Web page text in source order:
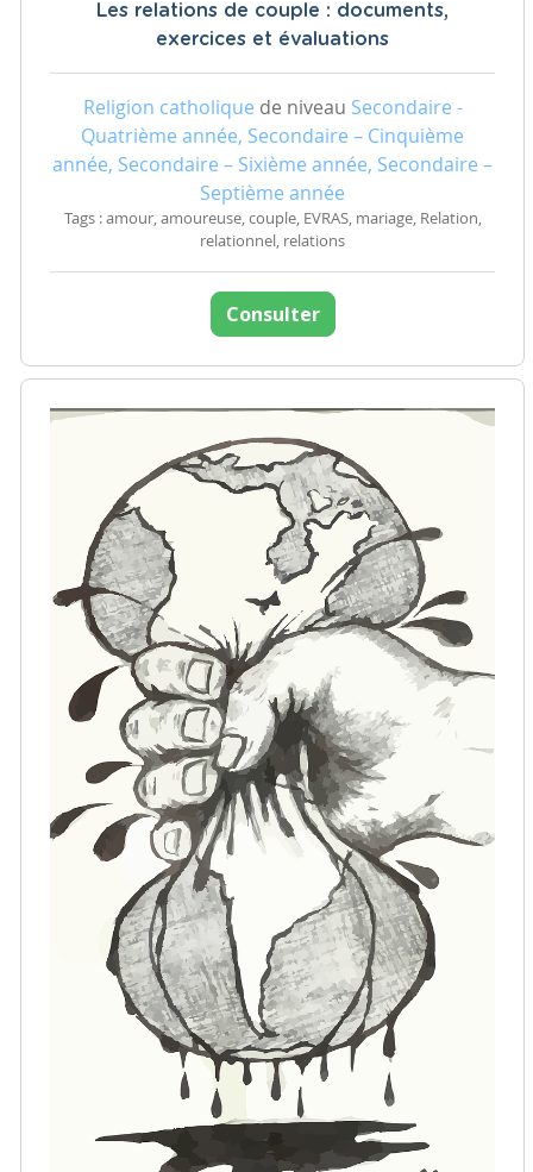
Les relations de couple : documents,
exercices et évaluations
Religion catholique de niveau Secondaire -
Quatrième année, Secondaire – Cinquième
année, Secondaire – Sixième année, Secondaire –
Septième année
Tags : amour, amoureuse, couple, EVRAS, mariage, Relation,
relationnel, relations
Consulter